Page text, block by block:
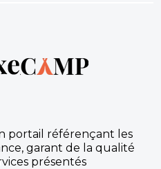
portail référençant les
garant de la qualité
présentés